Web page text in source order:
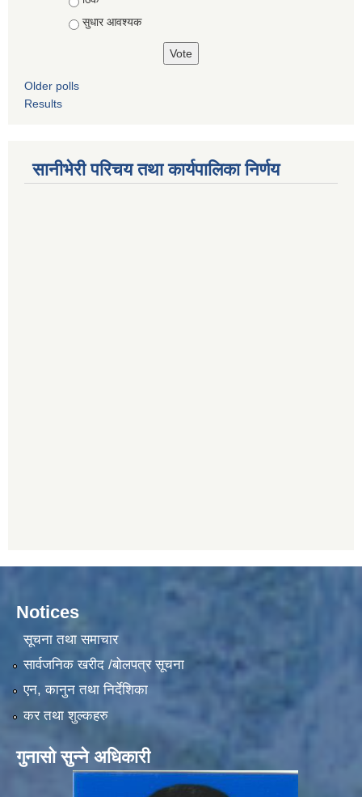
सुधार आवश्यक
Older polls
Results
सानीभेरी परिचय तथा कार्यपालिका निर्णय
Notices
सूचना तथा समाचार
सार्वजनिक खरीद /बोलपत्र सूचना
एन, कानुन तथा निर्देशिका
कर तथा शुल्कहरु
गुनासो सुन्ने अधिकारी